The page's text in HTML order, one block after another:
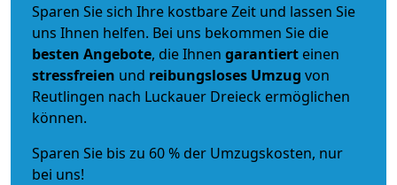
Sparen Sie sich Ihre kostbare Zeit und lassen Sie
uns Ihnen helfen. Bei uns bekommen Sie die
besten Angebote, die Ihnen garantiert einen
stressfreien und reibungsloses Umzug von
Reutlingen nach Luckauer Dreieck ermöglichen
können.
Sparen Sie bis zu 60 % der Umzugskosten, nur
bei uns!